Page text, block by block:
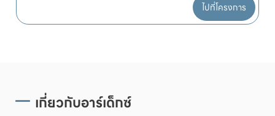
ไปที่โครงการ
เกี่ยวกับอาร์เด็กซ์